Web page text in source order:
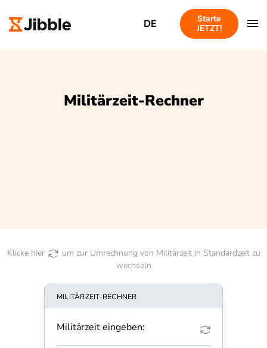
DE
Starte
JETZT!
Militärzeit-Rechner
Klicke hier um zur Umrechnung von Militärzeit in Standardzeit zu
wechseln
MILITÄRZEIT-RECHNER
Militärzeit eingeben: